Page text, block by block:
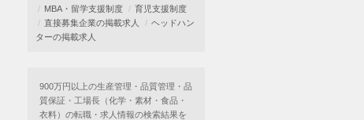
MBA・留学支援制度
育児支援制度
直接募集企業の掲載求人
ヘッドハン
ターの掲載求人
900万円以上の生産管理・品質管理・品
質保証・工場長（化学・素材・食品・
衣料）の転職・求人情報の検索結果を